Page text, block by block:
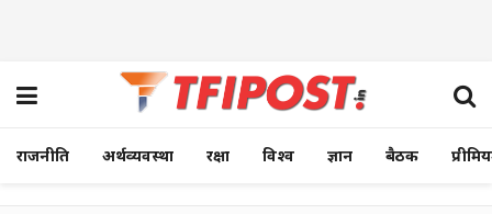
राजनीति अर्थव्यवस्था रक्षा विश्व ज्ञान बैठक